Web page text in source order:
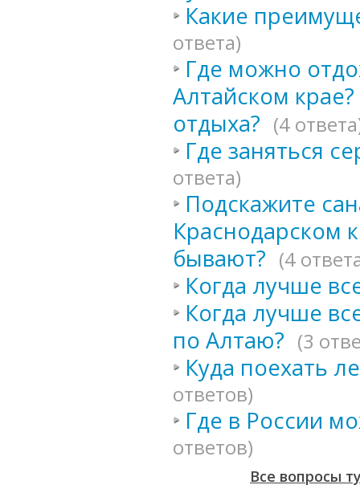
Какие
ответа)
Где можно
Алтайском
отдыха? (4
Где заняться
ответа)
Подскажите
Краснодарском
бывают? (4
Когда лучше
Когда лучше
по Алтаю? (3
Куда поехать
ответов)
Где в России
ответов)
Все вопросы